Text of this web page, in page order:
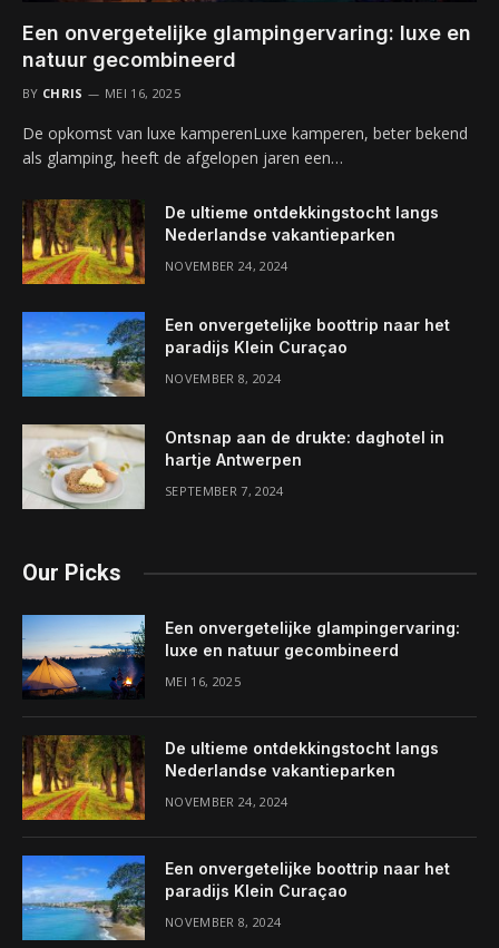
Een onvergetelijke glampingervaring: luxe en
natuur gecombineerd
BY CHRIS MEI 16, 2025
De opkomst van luxe kamperenLuxe kamperen, beter bekend
als glamping, heeft de afgelopen jaren een…
De ultieme ontdekkingstocht langs
Nederlandse vakantieparken
NOVEMBER 24, 2024
Een onvergetelijke boottrip naar het
paradijs Klein Curaçao
NOVEMBER 8, 2024
Ontsnap aan de drukte: daghotel in
hartje Antwerpen
SEPTEMBER 7, 2024
Our Picks
Een onvergetelijke glampingervaring:
luxe en natuur gecombineerd
MEI 16, 2025
De ultieme ontdekkingstocht langs
Nederlandse vakantieparken
NOVEMBER 24, 2024
Een onvergetelijke boottrip naar het
paradijs Klein Curaçao
NOVEMBER 8, 2024